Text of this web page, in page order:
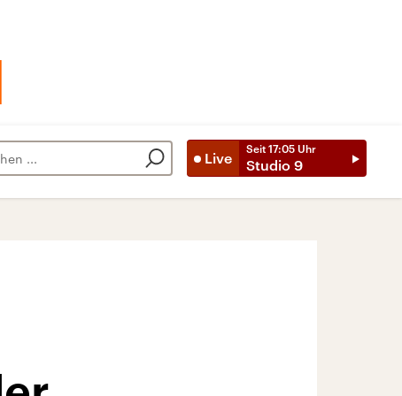
Live
Seit 17:05 Uhr
Studio 9